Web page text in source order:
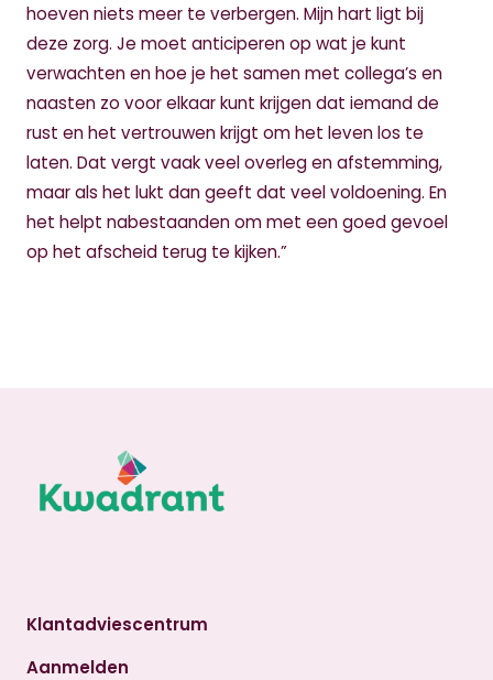
hoeven niets meer te verbergen. Mijn hart ligt bij
deze zorg. Je moet anticiperen op wat je kunt
verwachten en hoe je het samen met collega’s en
naasten zo voor elkaar kunt krijgen dat iemand de
rust en het vertrouwen krijgt om het leven los te
laten. Dat vergt vaak veel overleg en afstemming,
maar als het lukt dan geeft dat veel voldoening. En
het helpt nabestaanden om met een goed gevoel
op het afscheid terug te kijken.”
Klantadviescentrum
Aanmelden